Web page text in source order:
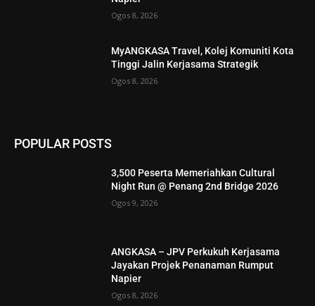
Ogos 8, 2026
MyANGKASA Travel, Kolej Komuniti Kota
Tinggi Jalin Kerjasama Strategik
Ogos 8, 2026
POPULAR POSTS
3,500 Peserta Memeriahkan Cultural
Night Run @ Penang 2nd Bridge 2026
Ogos 9, 2026
ANGKASA – JPV Perkukuh Kerjasama
Jayakan Projek Penanaman Rumput
Napier
Ogos 8, 2026